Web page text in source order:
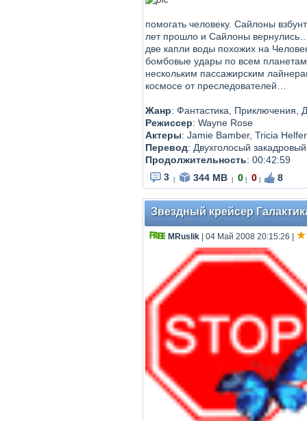
помогать человеку. Сайлоны
лет прошло и Сайлоны
две капли воды похожих на
бомбовые удары по всем
нескольким пассажирским
космосе от преследователей…
Жанр: Фантастика, Приключения,
Режиссер: Wayne Rose
Актеры: Jamie Bamber, Tricia
Перевод: Двухголосый закадровый
Продолжительность: 00:42:59
3
344 MB 0 0 8
Звездный крейсер
MRuslik | 04 Май 2008 20:15:26